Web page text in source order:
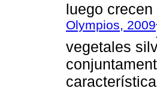
luego
Olympios, 2009
vegetales